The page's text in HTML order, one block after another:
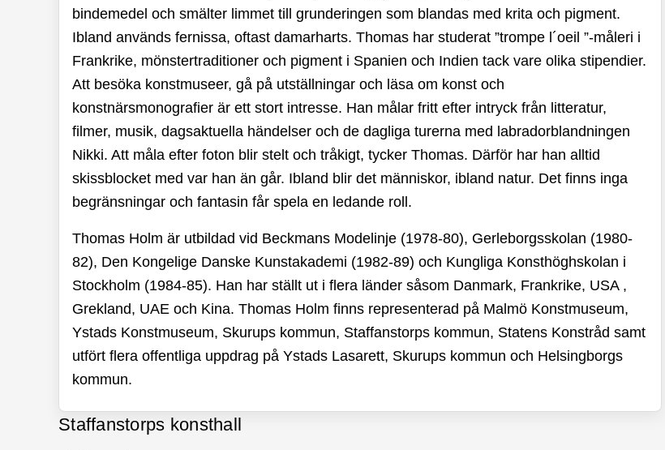
bindemedel och smälter limmet till grunderingen som blandas med krita och pigment.
Ibland används fernissa, oftast damarharts. Thomas har studerat ”trompe l´oeil ”-måleri i
Frankrike, mönstertraditioner och pigment i Spanien och Indien tack vare olika stipendier.
Att besöka konstmuseer, gå på utställningar och läsa om konst och
konstnärsmonografier är ett stort intresse. Han målar fritt efter intryck från litteratur,
filmer, musik, dagsaktuella händelser och de dagliga turerna med labradorblandningen
Nikki. Att måla efter foton blir stelt och tråkigt, tycker Thomas. Därför har han alltid
skissblocket med var han än går. Ibland blir det människor, ibland natur. Det finns inga
begränsningar och fantasin får spela en ledande roll.
Thomas Holm är utbildad vid Beckmans Modelinje (1978-80), Gerleborgsskolan (1980-
82), Den Kongelige Danske Kunstakademi (1982-89) och Kungliga Konsthöghskolan i
Stockholm (1984-85). Han har ställt ut i flera länder såsom Danmark, Frankrike, USA ,
Grekland, UAE och Kina. Thomas Holm finns representerad på Malmö Konstmuseum,
Ystads Konstmuseum, Skurups kommun, Staffanstorps kommun, Statens Konstråd samt
utfört flera offentliga uppdrag på Ystads Lasarett, Skurups kommun och Helsingborgs
kommun.
Staffanstorps konsthall